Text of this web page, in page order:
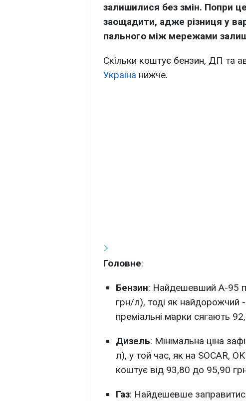
залишилися без змін. Попри
заощадити, адже різниця у
пального між мережами
Скільки коштує бензин, ДП та
Україна нижче.
Головне:
Бензин: Найдешевший А-95
грн/л), тоді як найдорожчий
преміальні марки сягають
Дизель: Мінімальна ціна
л), у той час, як на SOCAR,
коштує від 93,80 до 95,90
Газ: Найдешевше